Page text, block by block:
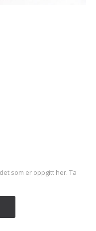
som er oppgitt her. Ta